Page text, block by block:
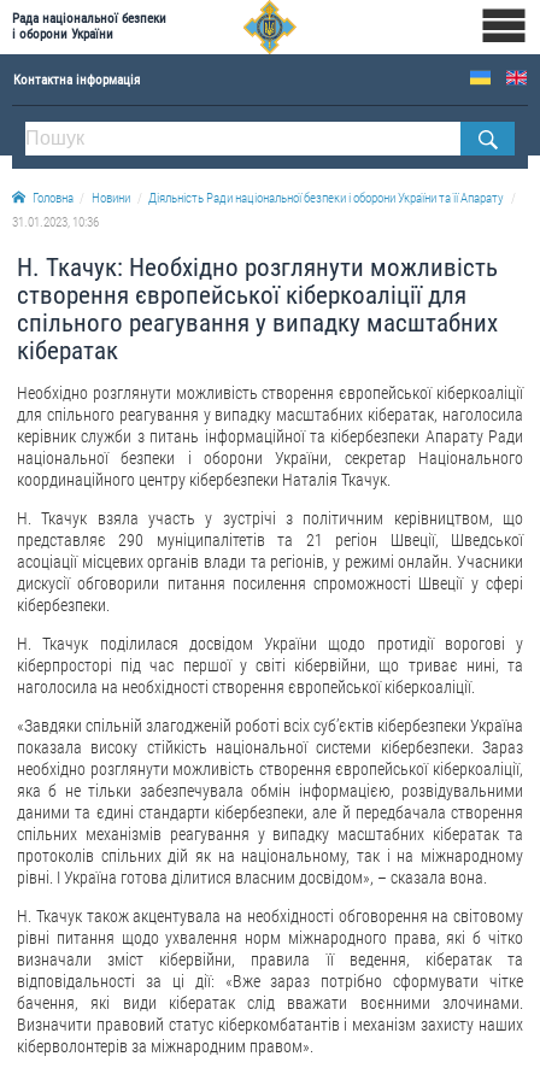
Рада національної безпеки
і оборони України
Контактна інформація
ПРО РНБОУ
Склад Ради національної безпеки і оборони України
Апарат Ради національної безпеки і оборони України
Історична довідка про діяльність Ради національної безпеки і оборони України
ОФІЦІЙНІ ДОКУМЕНТИ
Новини
Drone Deals
Відеогалерея
ЗВЕРНЕННЯ ГРОМАДЯН
Електронне звернення
Організація доступу до публічної інформації
Запит на отримання публічної інформації
Облік публічної інформації
Питання запобігання корупції
Внутрішній аудит
ДЕРЖАВНИЙ РЕЄСТР САНКЦІЙ
Головна Новини
Діяльність Ради національної безпеки і оборони України та її Апарату
31.01.2023, 10:36
Н. Ткачук: Необхідно розглянути можливість
створення європейської кіберкоаліції для
спільного реагування у випадку масштабних
кібератак
Необхідно розглянути можливість створення європейської кіберкоаліції
для спільного реагування у випадку масштабних кібератак, наголосила
керівник служби з питань інформаційної та кібербезпеки Апарату Ради
національної безпеки і оборони України, секретар Національного
координаційного центру кібербезпеки Наталія Ткачук.
Н. Ткачук взяла участь у зустрічі з політичним керівництвом, що
представляє 290 муніципалітетів та 21 регіон Швеції, Шведської
асоціації місцевих органів влади та регіонів, у режимі онлайн. Учасники
дискусії обговорили питання посилення спроможності Швеції у сфері
кібербезпеки.
Н. Ткачук поділилася досвідом України щодо протидії ворогові у
кіберпросторі під час першої у світі кібервійни, що триває нині, та
наголосила на необхідності створення європейської кіберкоаліції.
«Завдяки спільній злагодженій роботі всіх суб’єктів кібербезпеки Україна
показала високу стійкість національної системи кібербезпеки. Зараз
необхідно розглянути можливість створення європейської кіберкоаліції,
яка б не тільки забезпечувала обмін інформацією, розвідувальними
даними та єдині стандарти кібербезпеки, але й передбачала створення
спільних механізмів реагування у випадку масштабних кібератак та
протоколів спільних дій як на національному, так і на міжнародному
рівні. І Україна готова ділитися власним досвідом», – сказала вона.
Н. Ткачук також акцентувала на необхідності обговорення на світовому
рівні питання щодо ухвалення норм міжнародного права, які б чітко
визначали зміст кібервійни, правила її ведення, кібератак та
відповідальності за ці дії: «Вже зараз потрібно сформувати чітке
бачення, які види кібератак слід вважати воєнними злочинами.
Визначити правовий статус кіберкомбатантів і механізм захисту наших
кіберволонтерів за міжнародним правом».